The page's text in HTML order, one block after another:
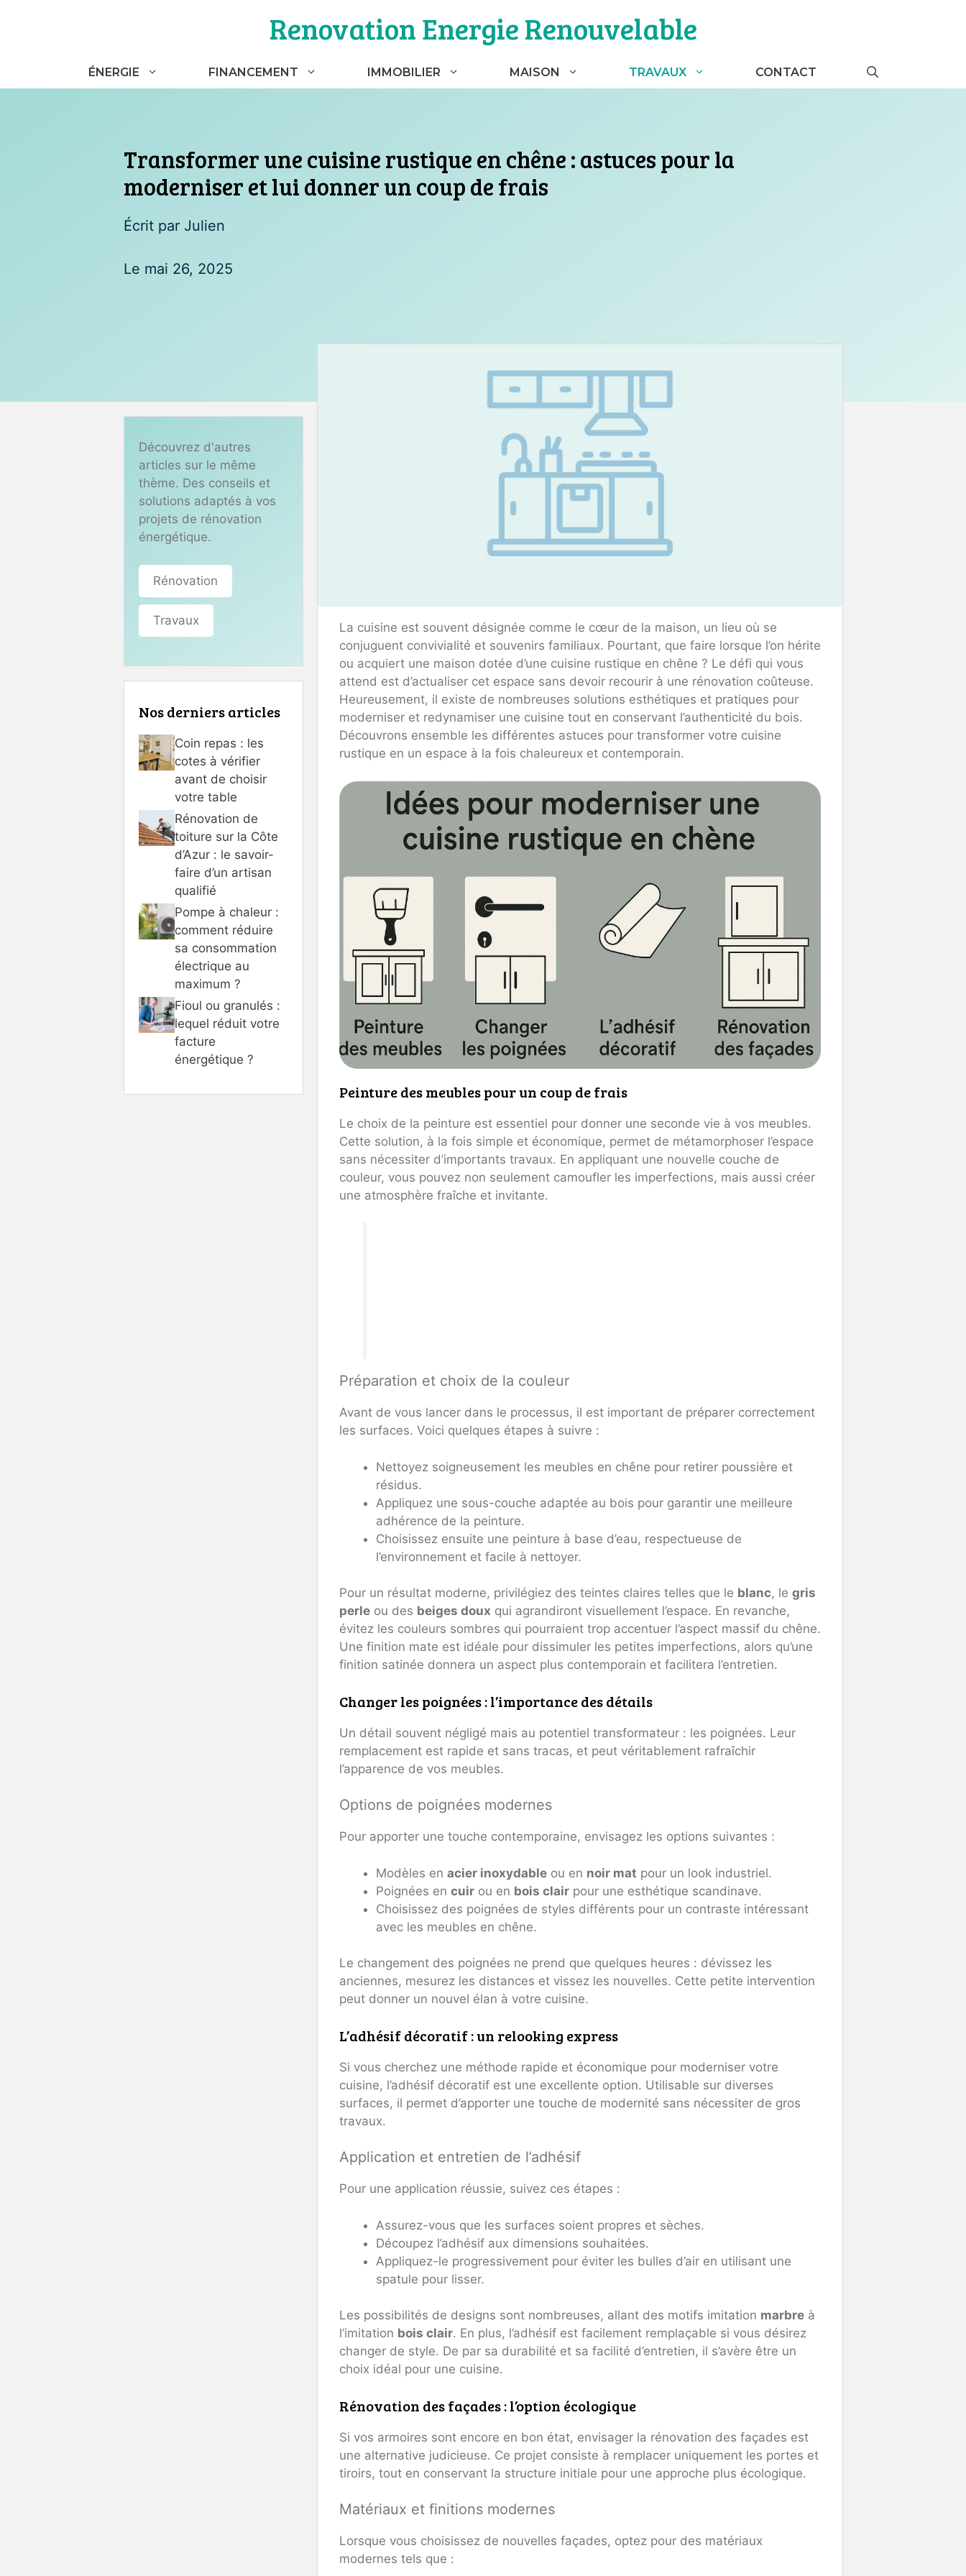
Renovation Energie Renouvelable
ÉNERGIE FINANCEMENT IMMOBILIER MAISON TRAVAUX CONTACT
Transformer une cuisine rustique en chêne : astuces pour la
moderniser et lui donner un coup de frais
Écrit par Julien
Le mai 26, 2025
La cuisine est souvent désignée comme le cœur de la maison, un lieu où se
conjuguent convivialité et souvenirs familiaux. Pourtant, que faire lorsque l’on hérite
ou acquiert une maison dotée d’une cuisine rustique en chêne ? Le défi qui vous
attend est d’actualiser cet espace sans devoir recourir à une rénovation coûteuse.
Heureusement, il existe de nombreuses solutions esthétiques et pratiques pour
moderniser et redynamiser une cuisine tout en conservant l’authenticité du bois.
Découvrons ensemble les différentes astuces pour transformer votre cuisine
rustique en un espace à la fois chaleureux et contemporain.
Peinture des meubles pour un coup de frais
Le choix de la peinture est essentiel pour donner une seconde vie à vos meubles.
Cette solution, à la fois simple et économique, permet de métamorphoser l’espace
sans nécessiter d’importants travaux. En appliquant une nouvelle couche de
couleur, vous pouvez non seulement camoufler les imperfections, mais aussi créer
une atmosphère fraîche et invitante.
Préparation et choix de la couleur
Avant de vous lancer dans le processus, il est important de préparer correctement
les surfaces. Voici quelques étapes à suivre :
Nettoyez soigneusement les meubles en chêne pour retirer poussière et
résidus.
Appliquez une sous-couche adaptée au bois pour garantir une meilleure
adhérence de la peinture.
Choisissez ensuite une peinture à base d’eau, respectueuse de
l’environnement et facile à nettoyer.
Pour un résultat moderne, privilégiez des teintes claires telles que le blanc, le gris
perle ou des beiges doux qui agrandiront visuellement l’espace. En revanche,
évitez les couleurs sombres qui pourraient trop accentuer l’aspect massif du chêne.
Une finition mate est idéale pour dissimuler les petites imperfections, alors qu’une
finition satinée donnera un aspect plus contemporain et facilitera l’entretien.
Changer les poignées : l’importance des détails
Un détail souvent négligé mais au potentiel transformateur : les poignées. Leur
remplacement est rapide et sans tracas, et peut véritablement rafraîchir
l’apparence de vos meubles.
Options de poignées modernes
Pour apporter une touche contemporaine, envisagez les options suivantes :
Modèles en acier inoxydable ou en noir mat pour un look industriel.
Poignées en cuir ou en bois clair pour une esthétique scandinave.
Choisissez des poignées de styles différents pour un contraste intéressant
avec les meubles en chêne.
Le changement des poignées ne prend que quelques heures : dévissez les
anciennes, mesurez les distances et vissez les nouvelles. Cette petite intervention
peut donner un nouvel élan à votre cuisine.
L’adhésif décoratif : un relooking express
Si vous cherchez une méthode rapide et économique pour moderniser votre
cuisine, l’adhésif décoratif est une excellente option. Utilisable sur diverses
surfaces, il permet d’apporter une touche de modernité sans nécessiter de gros
travaux.
Application et entretien de l’adhésif
Pour une application réussie, suivez ces étapes :
Assurez-vous que les surfaces soient propres et sèches.
Découpez l’adhésif aux dimensions souhaitées.
Appliquez-le progressivement pour éviter les bulles d’air en utilisant une
spatule pour lisser.
Les possibilités de designs sont nombreuses, allant des motifs imitation marbre à
l’imitation bois clair. En plus, l’adhésif est facilement remplaçable si vous désirez
changer de style. De par sa durabilité et sa facilité d’entretien, il s’avère être un
choix idéal pour une cuisine.
Rénovation des façades : l’option écologique
Si vos armoires sont encore en bon état, envisager la rénovation des façades est
une alternative judicieuse. Ce projet consiste à remplacer uniquement les portes et
tiroirs, tout en conservant la structure initiale pour une approche plus écologique.
Matériaux et finitions modernes
Lorsque vous choisissez de nouvelles façades, optez pour des matériaux
modernes tels que :
Découvrez d'autres
articles sur le même
thème. Des conseils et
solutions adaptés à vos
projets de rénovation
énergétique.
Rénovation
Travaux
Nos derniers articles
Coin repas : les
cotes à vérifier
avant de choisir
votre table
Rénovation de
toiture sur la Côte
d’Azur : le savoir-
faire d’un artisan
qualifié
Pompe à chaleur :
comment réduire
sa consommation
électrique au
maximum ?
Fioul ou granulés :
lequel réduit votre
facture
énergétique ?